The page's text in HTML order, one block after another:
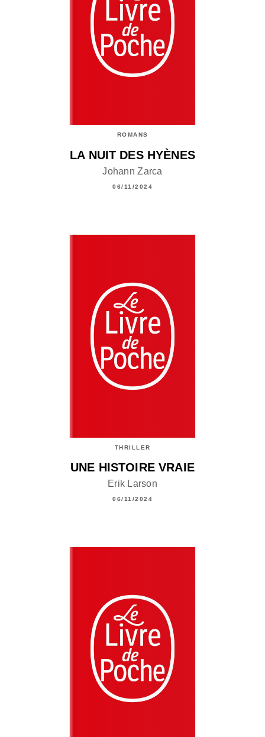
ROMANS
LA NUIT DES HYÈNES
Johann Zarca
06/11/2024
THRILLER
UNE HISTOIRE VRAIE
Erik Larson
06/11/2024